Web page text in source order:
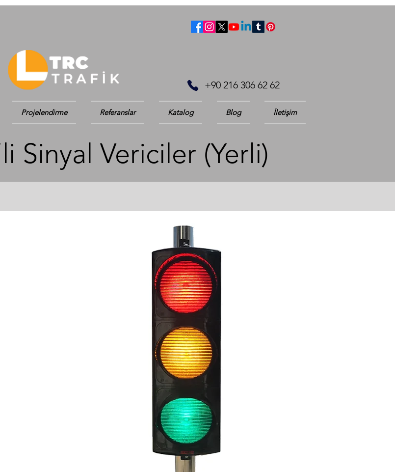
+90 216 306 62 62
Projelendirme Referanslar Katalog Blog İletişim
Sinyal Vericiler (Yerli)